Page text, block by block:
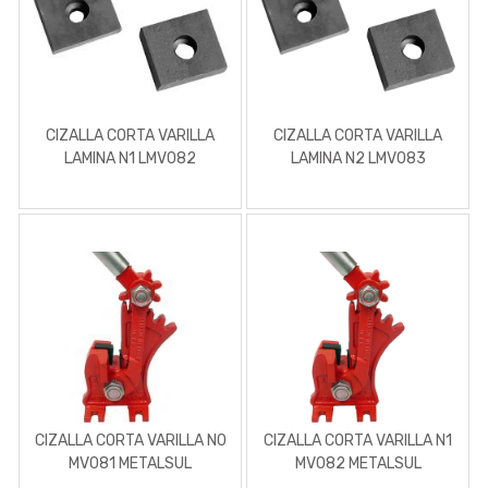
CIZALLA CORTA VARILLA
LAMINA N1 LMV082
CIZALLA CORTA VARILLA
LAMINA N2 LMV083
CIZALLA CORTA VARILLA N0
MV081 METALSUL
CIZALLA CORTA VARILLA N1
MV082 METALSUL